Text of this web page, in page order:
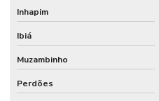
Inhapim
Ibiá
Muzambinho
Perdões